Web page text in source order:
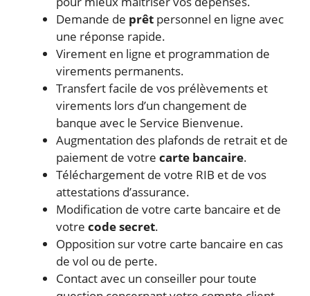
Demande de prêt personnel en ligne avec
une réponse rapide.
Virement en ligne et programmation de
virements permanents.
Transfert facile de vos prélèvements et
virements lors d’un changement de
banque avec le Service Bienvenue.
Augmentation des plafonds de retrait et de
paiement de votre carte bancaire.
Téléchargement de votre RIB et de vos
attestations d’assurance.
Modification de votre carte bancaire et de
votre code secret.
Opposition sur votre carte bancaire en cas
de vol ou de perte.
Contact avec un conseiller pour toute